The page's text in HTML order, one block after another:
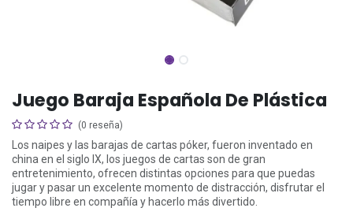
Juego Baraja Española De Plástica
(0 reseña)
Los naipes y las barajas de cartas póker, fueron inventado en
china en el siglo IX, los juegos de cartas son de gran
entretenimiento, ofrecen distintas opciones para que puedas
jugar y pasar un excelente momento de distracción, disfrutar el
tiempo libre en compañía y hacerlo más divertido.